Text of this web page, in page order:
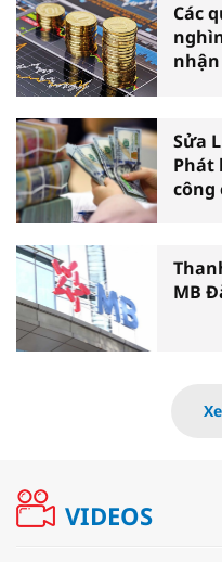
Các
Sửa
Phát
công
MB
VIDEOS